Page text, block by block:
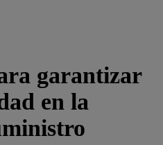
garantizar
en la